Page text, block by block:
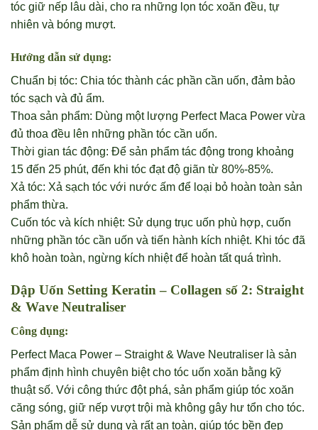
tóc giữ nếp lâu dài, cho ra những lọn tóc xoăn đều, tự
nhiên và bóng mượt.
Hướng dẫn sử dụng:
Chuẩn bị tóc: Chia tóc thành các phần cần uốn, đảm bảo
tóc sạch và đủ ẩm.
Thoa sản phẩm: Dùng một lượng Perfect Maca Power vừa
đủ thoa đều lên những phần tóc cần uốn.
Thời gian tác động: Để sản phẩm tác động trong khoảng
15 đến 25 phút, đến khi tóc đạt độ giãn từ 80%-85%.
Xả tóc: Xả sạch tóc với nước ấm để loại bỏ hoàn toàn sản
phẩm thừa.
Cuốn tóc và kích nhiệt: Sử dụng trục uốn phù hợp, cuốn
những phần tóc cần uốn và tiến hành kích nhiệt. Khi tóc đã
khô hoàn toàn, ngừng kích nhiệt để hoàn tất quá trình.
Dập Uốn Setting Keratin – Collagen số 2: Straight
& Wave Neutraliser
Công dụng:
Perfect Maca Power – Straight & Wave Neutraliser là sản
phẩm định hình chuyên biệt cho tóc uốn xoăn bằng kỹ
thuật số. Với công thức đột phá, sản phẩm giúp tóc xoăn
căng sóng, giữ nếp vượt trội mà không gây hư tổn cho tóc.
Sản phẩm dễ sử dụng và rất an toàn, giúp tóc bền đẹp